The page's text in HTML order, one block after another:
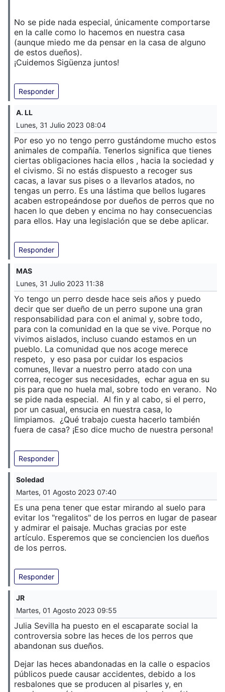
No se pide nada especial, únicamente comportarse
en la calle como lo hacemos en nuestra casa
(aunque miedo me da pensar en la casa de alguno
de estos dueños).
¡Cuidemos Sigüenza juntos!
Responder
A. LL
Lunes, 31 Julio 2023 08:04
Por eso yo no tengo perro gustándome mucho estos
animales de compañía. Tenerlos significa que tienes
ciertas obligaciones hacia ellos , hacia la sociedad y
el civismo. Si no estás dispuesto a recoger sus
cacas, a lavar sus pises o a llevarlos atados, no
tengas un perro. Es una lástima que bellos lugares
acaben estropeándose por dueños de perros que no
hacen lo que deben y encima no hay consecuencias
para ellos. Hay una legislación que se debe aplicar.
Responder
MAS
Lunes, 31 Julio 2023 11:38
Yo tengo un perro desde hace seis años y puedo
decir que ser dueño de un perro supone una gran
responsabilidad para con el animal y, sobre todo,
para con la comunidad en la que se vive. Porque no
vivimos aislados, incluso cuando estamos en un
pueblo. La comunidad que nos acoge merece
respeto, y eso pasa por cuidar los espacios
comunes, llevar a nuestro perro atado con una
correa, recoger sus necesidades, echar agua en su
pis para que no huela mal, sobre todo en verano. No
se pide nada especial. Al fin y al cabo, si el perro,
por un casual, ensucia en nuestra casa, lo
limpiamos. ¿Qué trabajo cuesta hacerlo también
fuera de casa? ¡Eso dice mucho de nuestra persona!
Responder
Soledad
Martes, 01 Agosto 2023 07:40
Es una pena tener que estar mirando al suelo para
evitar los "regalitos" de los perros en lugar de pasear
y admirar el paisaje. Muchas gracias por este
artículo. Esperemos que se conciencien los dueños
de los perros.
Responder
JR
Martes, 01 Agosto 2023 09:55
Julia Sevilla ha puesto en el escaparate social la
controversia sobre las heces de los perros que
abandonan sus dueños.
Dejar las heces abandonadas en la calle o espacios
públicos puede causar accidentes, debido a los
resbalones que se producen al pisarles y, en